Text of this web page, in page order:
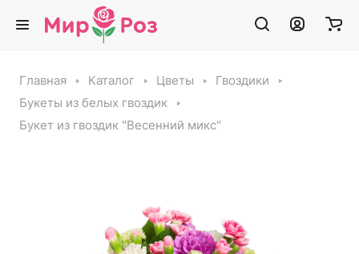
Главная Каталог Цветы
Гвоздики
Букеты из белых гвоздик
Букет из гвоздик "Весенний микс"